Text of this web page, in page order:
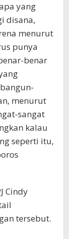
yang
disana,
menurut
punya
benar
menurut
sangat
kalau
seperti itu,
Cindy
tersebut.